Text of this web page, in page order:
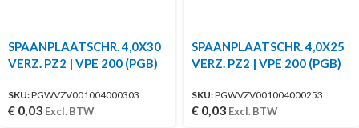
SPAANPLAATSCHR. 4,0X30
VERZ. PZ2 | VPE 200 (PGB)
SKU:PGWVZV001004000303
€ 0,03 Excl. BTW
SPAANPLAATSCHR. 4,0X25
VERZ. PZ2 | VPE 200 (PGB)
SKU:PGWVZV001004000253
€ 0,03 Excl. BTW